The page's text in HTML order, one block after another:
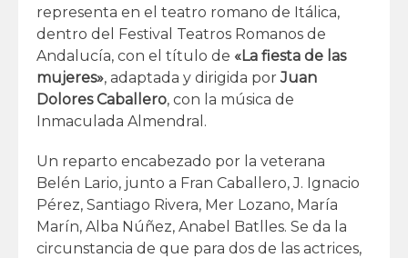
representa en el teatro romano de Itálica,
dentro del Festival Teatros Romanos de
Andalucía, con el título de «La fiesta de las
mujeres», adaptada y dirigida por Juan
Dolores Caballero, con la música de
Inmaculada Almendral.
Un reparto encabezado por la veterana
Belén Lario, junto a Fran Caballero, J. Ignacio
Pérez, Santiago Rivera, Mer Lozano, María
Marín, Alba Núñez, Anabel Batlles. Se da la
circunstancia de que para dos de las actrices,